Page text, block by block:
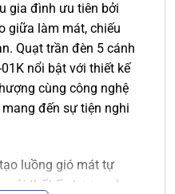
gia đình ưu tiên bởi
giữa làm mát, chiếu
Quạt trần đèn 5 cánh
nổi bật với thiết kế
cùng công nghệ
đến sự tiện nghi
luồng gió mát tự
nội thất ấn tượng cho